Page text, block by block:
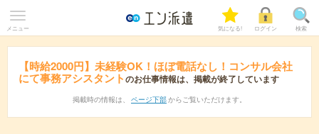
メニュー 気になる! ログイン 検索
【時給2000円】未経験OK！ほぼ電話なし！コンサル会社
にて事務アシスタントのお仕事情報は、掲載が終了しています
掲載時の情報は、 ページ下部 からご覧いただけます。